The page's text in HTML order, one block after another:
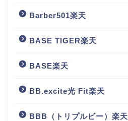
Barber501楽天
BASE TIGER楽天
BASE楽天
BB.excite光 Fit楽天
BBB（トリプルビー）楽天